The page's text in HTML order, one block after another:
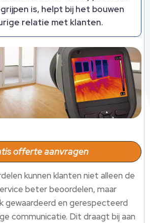
is, helpt bij het bouwen
relatie met klanten.
offerte aanvragen
kunnen klanten niet alleen de
beter beoordelen, maar
gewaardeerd en gerespecteerd
communicatie. Dit draagt bij aan